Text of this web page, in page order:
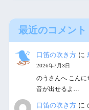
最近のコメント
口笛の吹き方 に
2026年7月3日
のうさんへ こん
音が出せるよ…
口笛の吹き方 に